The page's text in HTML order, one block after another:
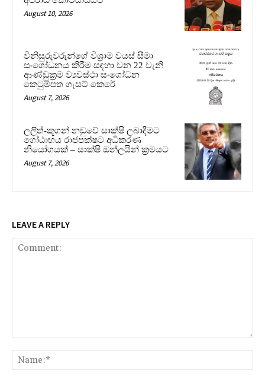
August 10, 2026
විනිසුරුවරුන්ගේ විශ්‍රාම වයස් සීමා
සංශෝධනය කිරීම සඳහා වන 22 වැනි
ආණ්ඩුක්‍රම ව්‍යවස්ථා සංශෝධන
කෙටුම්පත ගැසට් කෙරේ
August 7, 2026
ලලිත්-කූගන් නඩුවේ සාක්ෂි ලබාදීමට
ගෝඨාභය රාජපක්ෂට අධිකරණ
නියෝගයක් – සාක්ෂි ඔන්ලයින් ක්‍රමයට
August 7, 2026
LEAVE A REPLY